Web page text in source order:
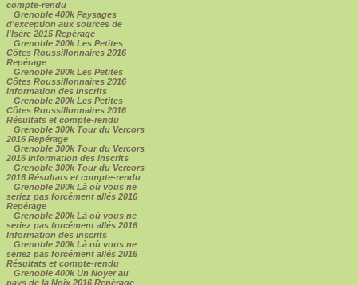
compte-rendu
Grenoble 400k Paysages
d'exception aux sources de
l'Isère 2015 Repérage
Grenoble 200k Les Petites
Côtes Roussillonnaires 2016
Repérage
Grenoble 200k Les Petites
Côtes Roussillonnaires 2016
Information des inscrits
Grenoble 200k Les Petites
Côtes Roussillonnaires 2016
Résultats et compte-rendu
Grenoble 300k Tour du Vercors
2016 Repérage
Grenoble 300k Tour du Vercors
2016 Information des inscrits
Grenoble 300k Tour du Vercors
2016 Résultats et compte-rendu
Grenoble 200k Là où vous ne
seriez pas forcément allés 2016
Repérage
Grenoble 200k Là où vous ne
seriez pas forcément allés 2016
Information des inscrits
Grenoble 200k Là où vous ne
seriez pas forcément allés 2016
Résultats et compte-rendu
Grenoble 400k Un Noyer au
pays de la Noix 2016 Repérage